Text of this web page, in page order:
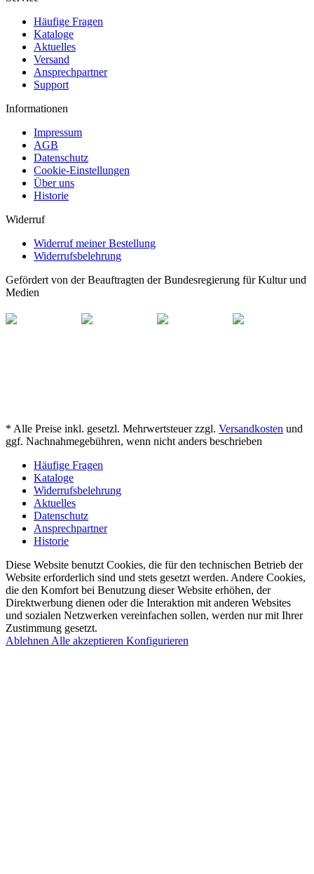
Häufige Fragen
Kataloge
Aktuelles
Versand
Ansprechpartner
Support
Informationen
Impressum
AGB
Datenschutz
Cookie-Einstellungen
Über uns
Historie
Widerruf
Widerruf meiner Bestellung
Widerrufsbelehrung
Gefördert von der Beauftragten der Bundesregierung für Kultur und
Medien
* Alle Preise inkl. gesetzl. Mehrwertsteuer zzgl. Versandkosten und
ggf. Nachnahmegebühren, wenn nicht anders beschrieben
Häufige Fragen
Kataloge
Widerrufsbelehrung
Aktuelles
Datenschutz
Ansprechpartner
Historie
Diese Website benutzt Cookies, die für den technischen Betrieb der
Website erforderlich sind und stets gesetzt werden. Andere Cookies,
die den Komfort bei Benutzung dieser Website erhöhen, der
Direktwerbung dienen oder die Interaktion mit anderen Websites
und sozialen Netzwerken vereinfachen sollen, werden nur mit Ihrer
Zustimmung gesetzt.
AblehnenAlle akzeptieren Konfigurieren